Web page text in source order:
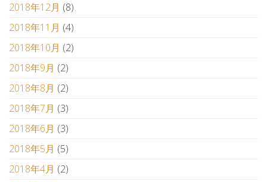
2018年12月 (8)
2018年11月 (4)
2018年10月 (2)
2018年9月 (2)
2018年8月 (2)
2018年7月 (3)
2018年6月 (3)
2018年5月 (5)
2018年4月 (2)